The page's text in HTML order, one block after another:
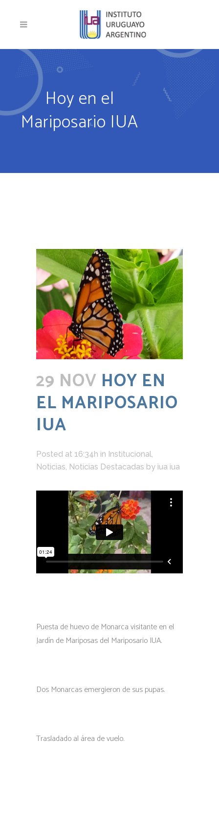
Hoy en el
Mariposario IUA
29 NOV HOY EN
EL MARIPOSARIO
IUA
Posted at 16:34h in Institucional,
Noticias, Noticias Destacadas by iua iua
Puesta de huevo de Monarca visitante en el
Jardín de Mariposas del Mariposario IUA.
Dos Monarcas emergieron de sus pupas.
Trasladado al área de vuelo.